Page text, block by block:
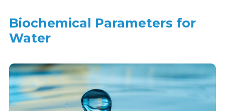
Biochemical Parameters for
Water